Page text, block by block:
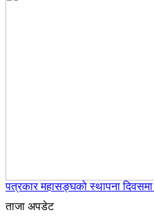
पत्रकार महासङ्घको स्थापना दिवसमा
ताजा अपडेट